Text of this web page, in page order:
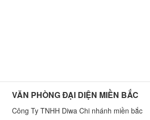
VĂN PHÒNG ĐẠI DIỆN MIỀN BẮC
Công Ty TNHH Diwa Chi nhánh miền bắc